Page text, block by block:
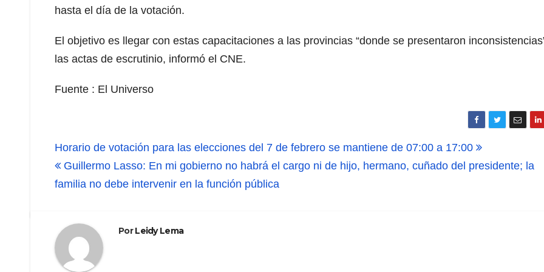
hasta el día de la votación.
El objetivo es llegar con estas capacitaciones a las provincias “donde se presentaron
las actas de escrutinio, informó el CNE.
Fuente : El Universo
Navegación
de
entradas
Horario de votación para las elecciones del 7 de febrero se mantiene de 07:00 a 17:00
Guillermo Lasso: En mi gobierno no habrá el cargo ni de hijo, hermano, cuñado del presidente; la
familia no debe intervenir en la función pública
PorLeidy Lema